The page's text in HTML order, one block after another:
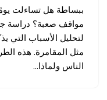
ببساطة هل تساءلت
مواقف صعبة؟ دراسة
لتحليل الأسباب التي
مثل المقامرة. هذه
الناس ولماذا…